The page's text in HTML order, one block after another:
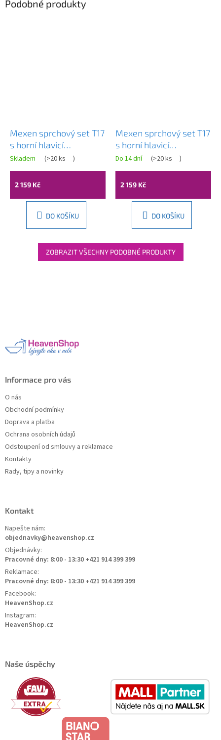
Podobné produkty
Mexen sprchový set T17
s horní hlavicí
čtvercovou,
chromová/bílá,
798171793-02
Skladem (>20 ks )
2 159 Kč
DO KOŠÍKU
Mexen sprchový set T17
s horní hlavicí
čtvercovou, černá,
798171793-70
Do 14 dní (>20 ks )
2 159 Kč
DO KOŠÍKU
ZOBRAZIT VŠECHNY PODOBNÉ PRODUKTY
Informace pro vás
O nás
Obchodní podmínky
Doprava a platba
Ochrana osobních údajů
Odstoupení od smlouvy a reklamace
Kontakty
Rady, tipy a novinky
Kontakt
Napešte nám:
objednavky@heavenshop.cz
Objednávky:
Pracovné dny: 8:00 - 13:30 +421 914 399 399
Reklamace:
Pracovné dny: 8:00 - 13:30 +421 914 399 399
Facebook:
HeavenShop.cz
Instagram:
HeavenShop.cz
Naše úspěchy